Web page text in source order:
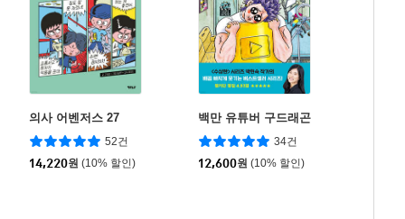
의사 어벤저스 27
52건
14,220원 (10% 할인)
백만 유튜버 구드래곤
34건
12,600원 (10% 할인)